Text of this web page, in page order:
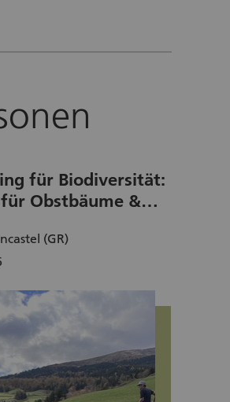
für Biodiversität:
Obstbäume &
(GR)